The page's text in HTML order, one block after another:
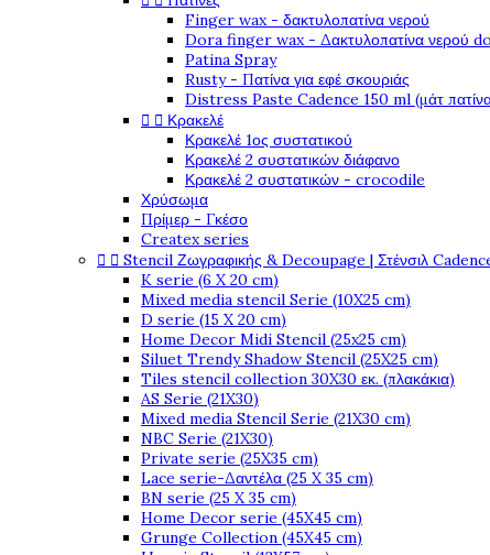
Finger wax - δακτυλοπατίνα νερού
Dora finger wax - Δακτυλοπατίνα νερού
Patina Spray
Rusty - Πατίνα για εφέ σκουριάς
Distress Paste Cadence 150 ml (μάτ
  Κρακελέ
Κρακελέ 1ος συστατικού
Κρακελέ 2 συστατικών διάφανο
Κρακελέ 2 συστατικών - crocodile
Χρύσωμα
Πρίμερ - Γκέσο
Createx series
  Stencil Ζωγραφικής & Decoupage | Στένσιλ
K serie (6 X 20 cm)
Mixed media stencil Serie (10X25 cm)
D serie (15 X 20 cm)
Home Decor Midi Stencil (25x25 cm)
Siluet Trendy Shadow Stencil (25X25 cm)
Tiles stencil collection 30X30 εκ. (πλακάκια)
AS Serie (21X30)
Mixed media Stencil Serie (21X30 cm)
NBC Serie (21X30)
Private serie (25X35 cm)
Lace serie-Δαντέλα (25 X 35 cm)
BN serie (25 X 35 cm)
Home Decor serie (45X45 cm)
Grunge Collection (45X45 cm)